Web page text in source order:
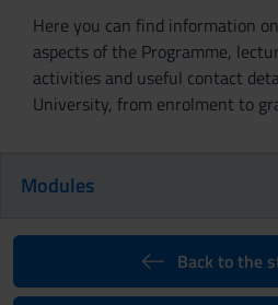
Here you can find information
aspects of the Programme,
activities and useful contact
University, from enrolment to
Modules
Back to the